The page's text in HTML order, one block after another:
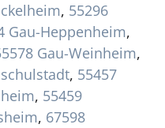
, 55296
Gau-Heppenheim,
Gau-Weinheim,
, 55457
, 55459
, 67598